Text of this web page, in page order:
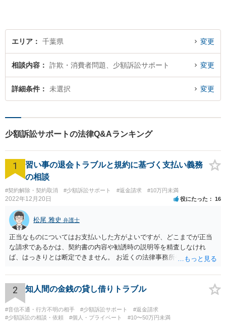
エリア 千葉県 変更
相談内容 詐欺・消費者問題、少額訴訟サポート 変更
詳細条件 未選択 変更
少額訴訟サポートの法律Q&Aランキング
1
習い事の退会トラブルと規約に基づく支払い義務
の相談
#契約解除・契約取消 #少額訴訟サポート #返金請求 #10万円未満
2022年12月20日 役にたった 16
松尾 雅史 弁護士
正当なものについてはお支払いした方がよいですが、どこまでが正当
な請求であるかは、契約書の内容や勧誘時の説明等を精査しなけれ
ば、はっきりとは断定できません。 お近くの法律事務所や、市役所・
費者生活センター(https://www.kokusen.go.jp/map/)も親身に相談に乗
ってくれますので、一度ご利用されることをおすすめします。
2 知人間の金銭の貸し借りトラブル
#音信不通・行方不明の相手 #少額訴訟サポート
#返金請求
#少額訴訟の相談・依頼
#個人・プライベート #10〜50万円未満